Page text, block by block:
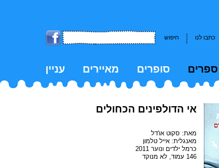
חיפוש כתבו לנו
ספרים סופרים מאיירים עניין
אי הדולפינים הכחולים
מאת: סקוט או'דל
מאנגלית: אייל טלמון
כרמל ילדים ונוער 2011
146 עמוד, לא מנוקד